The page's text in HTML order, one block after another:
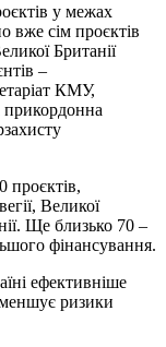
у межах
вже сім проєктів
Британії
–
КМУ,
прикордонна
проєктів,
Великої
Ще близько 70 –
фінансування.
ефективніше
ризики